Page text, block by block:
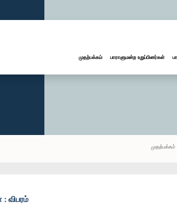
முதற்பக்கம் பாராளுமன்ற உறுப்பினர்கள்
முதற்பக்கம்
விபரம்